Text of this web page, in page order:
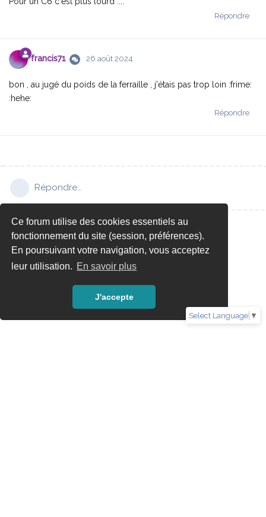
Ce forum utilise des cookies essentiels au
fonctionnement du site (session, préférences).
En poursuivant votre navigation, vous acceptez
leur utilisation. En savoir plus
J'accepte
Select Language ▼
Répondre
francis71 26 août 2024
bon , au jugé du poids de la ferraille , j'étais pas trop loin :frime:
:hehe:
Répondre
Répondre…